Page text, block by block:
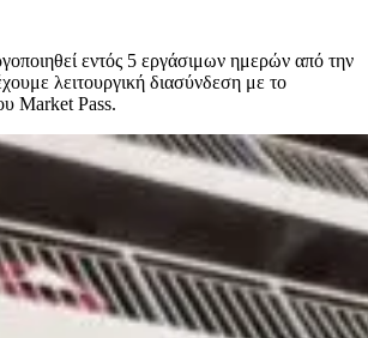
εντός 5 εργάσιμων ημερών από την
λειτουργική διασύνδεση με το
Market Pass.